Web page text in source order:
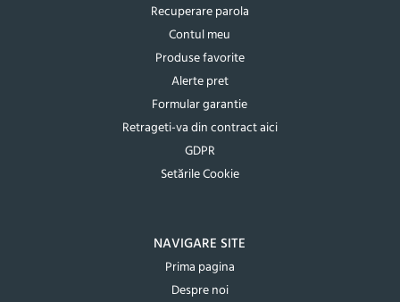
Recuperare parola
Contul meu
Produse favorite
Alerte pret
Formular garantie
Retrageti-va din contract aici
GDPR
Setările Cookie
NAVIGARE SITE
Prima pagina
Despre noi